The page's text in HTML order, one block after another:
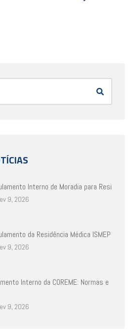
Interno de Moradia para Resi
9, 2026
da Residência Médica ISMEP
9, 2026
Interno da COREME: Normas e
9, 2026